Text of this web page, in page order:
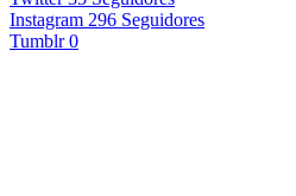
Instagram 296 Seguidores
Tumblr 0